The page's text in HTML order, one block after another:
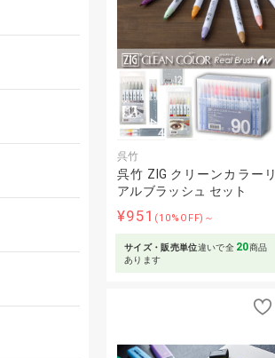
呉竹
呉竹 ZIG クリーンカラーリ
アルブラッシュ セット
¥951 (10%OFF)～
サイズ・販売単位違いで全 20商品
あります